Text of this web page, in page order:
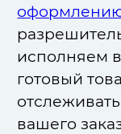
исполняем
готовый
вашего